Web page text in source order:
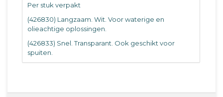
Per stuk verpakt
(426830) Langzaam. Wit. Voor waterige en
olieachtige oplossingen.
(426833) Snel. Transparant. Ook geschikt voor
spuiten.